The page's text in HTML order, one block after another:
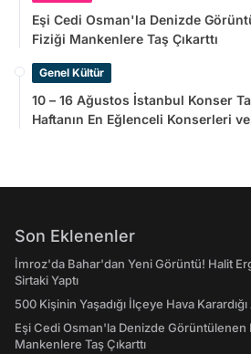
Eşi Cedi Osman'la Denizde
Fiziği Mankenlere Taş Çıkarttı
Genel Kültür
10 – 16 Ağustos İstanbul Konser
Haftanın En Eğlenceli Konserleri
Son Eklenenler
İmroz'da Bahar'dan Yeni Görüntü! Halit
Sirtaki Yaptı
500 Kişinin Yaşadığı İlçeye Hava
Eşi Cedi Osman'la Denizde Görüntülenen
Mankenlere Taş Çıkarttı